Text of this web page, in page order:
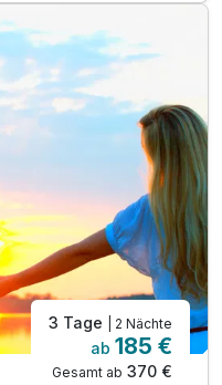
p.P. ab 265,00 €
Plus
1,5 Stunden
- 21:00 Uhr
3 Tage | 2 Nächte
ab 185 €
Gesamt ab 370 €